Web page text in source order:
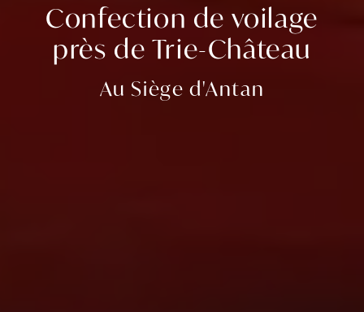
Confection de voilage
près de Trie-Château
Au Siège d'Antan